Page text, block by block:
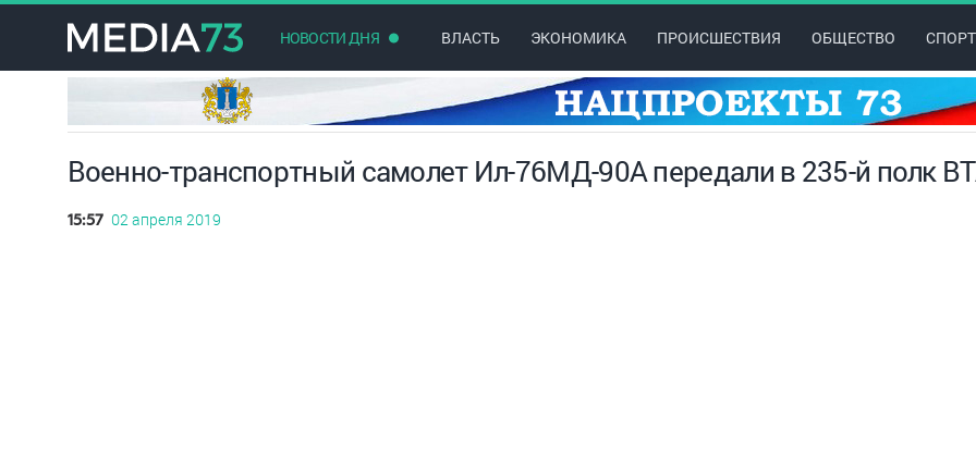
НОВОСТИ ДНЯ ВЛАСТЬ ЭКОНОМИКА ПРОИСШЕСТВИЯ ОБЩЕСТВО СПОРТ
Военно-транспортный самолет Ил-76МД-90А передали в 235-й полк
15:57 02 апреля 2019